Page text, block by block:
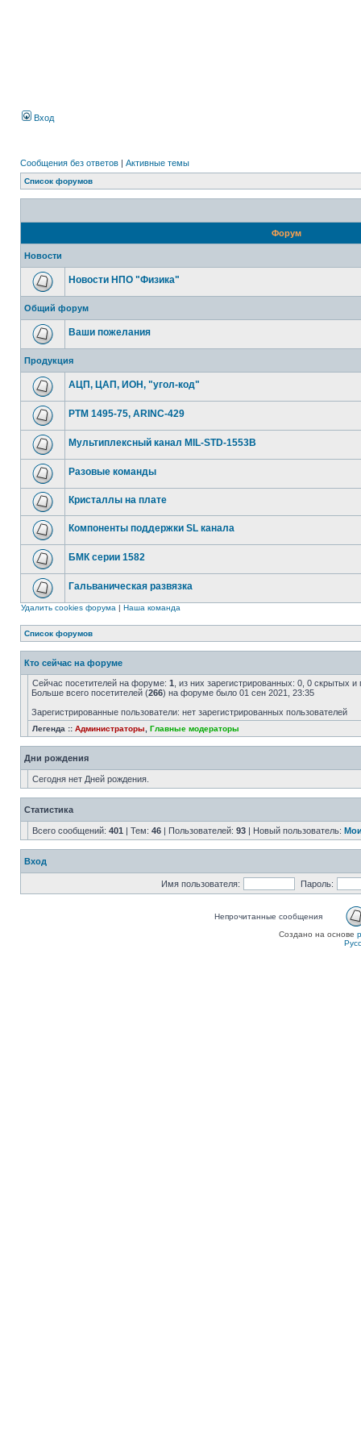
Вход
Сообщения без ответов | Активные темы
Список форумов
Форум
Новости
Новости НПО "Физика"
Общий форум
Ваши пожелания
Продукция
АЦП, ЦАП, ИОН, "угол-код"
РТМ 1495-75, ARINC-429
Мультиплексный канал MIL-STD-1553B
Разовые команды
Кристаллы на плате
Компоненты поддержки SL канала
БМК серии 1582
Гальваническая развязка
Удалить cookies форума | Наша команда
Список форумов
Кто сейчас на форуме
Сейчас посетителей на форуме: 1 , из них зарегистрированных: 0, 0 скрытых
Больше всего посетителей (266) на форуме было 01 сен 2021, 23:35
Зарегистрированные пользователи: нет зарегистрированных пользователей
Легенда :: Администраторы Главные модераторы
Дни рождения
Сегодня нет Дней рождения.
Статистика
Всего сообщений: 401 | Тем: 46 | Пользователей: 93 | Новый пользователь:
Вход
Имя пользователя: Пароль:
Непрочитанные сообщения
Создано на основе